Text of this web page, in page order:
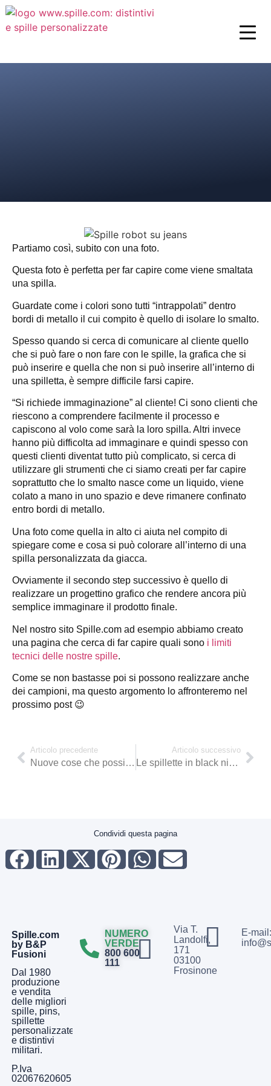
Partiamo così, subito con una foto.
Questa foto è perfetta per far capire come viene smaltata
una spilla.
Guardate come i colori sono tutti “intrappolati” dentro
bordi di metallo il cui compito è quello di isolare lo smalto.
Spesso quando si cerca di comunicare al cliente quello
che si può fare o non fare con le spille, la grafica che si
può inserire e quella che non si può inserire all’interno di
una spilletta, è sempre difficile farsi capire.
“Si richiede immaginazione” al cliente! Ci sono clienti che
riescono a comprendere facilmente il processo e
capiscono al volo come sarà la loro spilla. Altri invece
hanno più difficolta ad immaginare e quindi spesso con
questi clienti diventat tutto più complicato, si cerca di
utilizzare gli strumenti che ci siamo creati per far capire
soprattutto che lo smalto nasce come un liquido, viene
colato a mano in uno spazio e deve rimanere confinato
entro bordi di metallo.
Una foto come quella in alto ci aiuta nel compito di
spiegare come e cosa si può colorare all’interno di una
spilla personalizzata da giacca.
Ovviamente il secondo step successivo è quello di
realizzare un progettino grafico che rendere ancora più
semplice immaginare il prodotto finale.
Nel nostro sito Spille.com ad esempio abbiamo creato
una pagina che cerca di far capire quali sono i limiti
tecnici delle nostre spille.
Come se non bastasse poi si possono realizzare anche
dei campioni, ma questo argomento lo affronteremo nel
prossimo post 😉
Articolo precedente
Nuove cose che possiamo fare per voi
Articolo successivo
Le spillette in black nichel
Condividi questa pagina
Spille.com
by B&P
Fusioni
Dal 1980
produzione
e vendita
delle migliori
spille, pins,
spillette
personalizzate
e distintivi
militari.
P.Iva
02067620605
NUMERO
VERDE
800 600
111
Via T.
Landolfi,
171
03100
Frosinone
E-mail: